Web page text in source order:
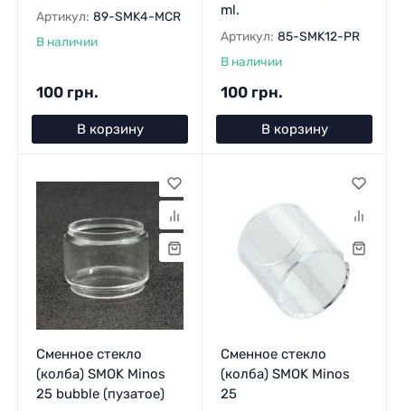
Артикул: 89-SMK4-MCR
В наличии
100 грн.
В корзину
ml.
Артикул: 85-SMK12-PR
В наличии
100 грн.
В корзину
Сменное стекло
(колба) SMOK Minos
25 bubble (пузатое)
Сменное стекло
(колба) SMOK Minos
25